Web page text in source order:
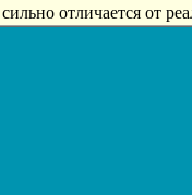
отличается от